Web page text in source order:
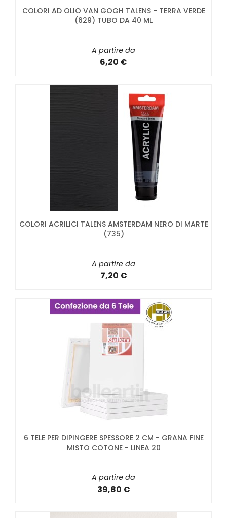
COLORI AD OLIO VAN GOGH TALENS - TERRA VERDE
(629) TUBO DA 40 ML
A partire da
6,20 €
COLORI ACRILICI TALENS AMSTERDAM NERO DI MARTE
(735)
A partire da
7,20 €
6 TELE PER DIPINGERE SPESSORE 2 CM - GRANA FINE
MISTO COTONE - LINEA 20
A partire da
39,80 €